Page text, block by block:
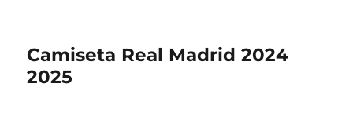
Camiseta Real Madrid 2024
2025